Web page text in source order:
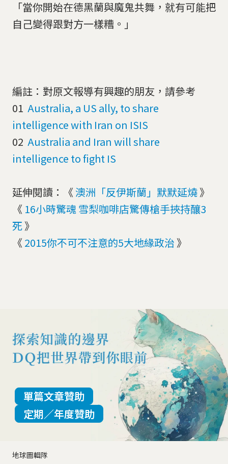
「當你開始在德黑蘭與魔鬼共舞，就有可能把
自己變得跟對方一樣糟。」
編註：對原文報導有興趣的朋友，請參考
01 Australia, a US ally, to share
intelligence with Iran on ISIS
02 Australia and Iran will share
intelligence to fight IS
延伸閱讀：《澳洲「反伊斯蘭」默默延燒》
《 16小時驚魂 雪梨咖啡店驚傳槍手挾持釀3
死》
《 2015你不可不注意的5大地緣政治 》
地球圖輯隊
單篇文章贊助
定期／年度贊助